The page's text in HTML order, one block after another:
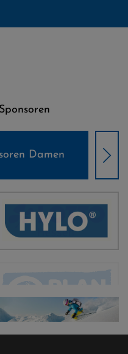
Damen